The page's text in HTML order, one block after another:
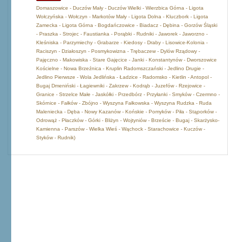
Domaszowice - Duczów Mały - Duczów Wielki - Wierzbica Górna - Ligota
Wołczyńska - Wołczyn - Markotów Mały - Ligota Dolna - Kluczbork - Ligota
Zamecka - Ligota Górna - Bogdańczowice - Biadacz - Dębina - Gorzów Śląski
- Praszka - Strojec - Faustianka - Porąbki - Rudniki - Jaworek - Jaworzno -
Kleśniska - Parzymiechy - Grabarze - Kiedosy - Draby - Lisowice-Kolonia -
Raciszyn - Działoszyn - Posmykowizna - Trębaczew - Dylów Rządowy -
Pajęczno - Makowiska - Stare Gajęcice - Janki - Konstantynów - Dworszowice
Kościelne - Nowa Brzeźnica - Kruplin Radomszczański - Jedlino Drugie -
Jedlino Pierwsze - Wola Jedlińska - Ładzice - Radomsko - Kietlin - Antopol -
Bugaj Dmeniński - Łagiewniki - Zakrzew - Kodrąb - Juzefów - Rzejowice -
Granice - Strzelce Małe - Jaskółki - Przedbórz - Przyłanki - Smyków - Czermno -
Skórnice - Fałków - Zbójno - Wyszyna Fałkowska - Wyszyna Rudzka - Ruda
Maleniecka - Dęba - Nowy Kazanów - Końskie - Pomyków - Piła - Stąporków -
Odrowąż - Płaczków - Górki - Bliżyn - Wojtyniów - Brzeście - Bugaj - Skarżysko-
Kamienna - Parszów - Wielka Wieś - Wąchock - Starachowice - Kuczów -
Styków - Rudnik)